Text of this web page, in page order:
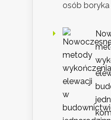
osób boryka